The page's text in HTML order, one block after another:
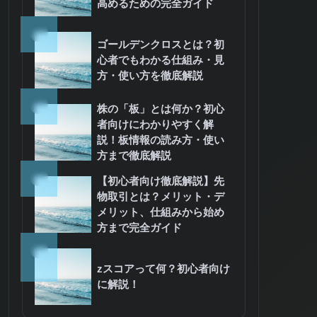
高めるための完全ガイド
7
ゴールデンクロスとは？初
心者でもわかる仕組み・見
方・使い方を徹底解説
8
株の「板」とは何か？初心
者向けにわかりやすく解
説！板情報の読み方・使い
方まで徹底解説
9
【初心者向け徹底解説】先
物取引とは？メリット・デ
メリット、仕組みから始め
方まで完全ガイド
1
zスコアって何？初心者向け
に解説！